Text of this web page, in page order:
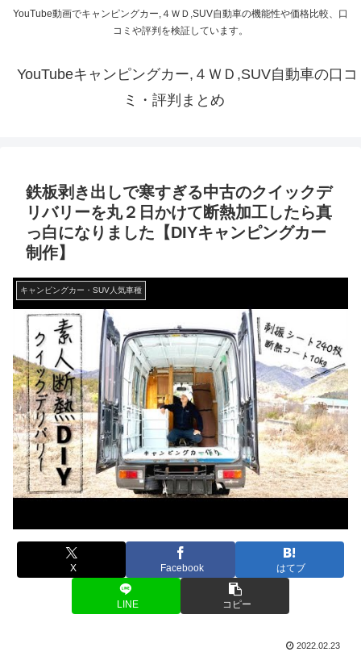
YouTube動画でキャンピングカー,４ＷＤ,SUV自動車の機能性や価格比較、口
コミや評判を検証しています。
YouTubeキャンピングカー,４ＷＤ,SUV自動車の口コ
ミ・評判まとめ
鉄板剥き出しで寒すぎる中古のクイックデ
リバリーを丸２日かけて断熱加工したら真
っ白になりました【DIYキャンピングカー
制作】
キャンピングカー・SUV人気車種
X Facebook はてブ
LINE コピー
2022.02.23